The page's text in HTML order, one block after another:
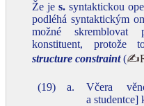
Že jes. syntaktickou
podléhá syntaktickým
možné skremblovat
konstituent, protože
structure constraint(
(19) a.
Včera
a studentce]